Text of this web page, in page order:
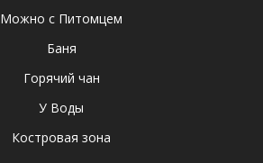
Можно с Питомцем
Баня
Горячий чан
У Воды
Костровая зона